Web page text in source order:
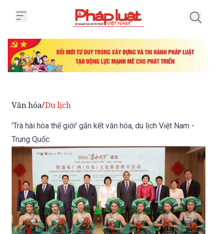
Văn hóa/Du lịch
'Trà hài hòa thế giới' gắn kết văn hóa, du lịch Việt Nam -
Trung Quốc